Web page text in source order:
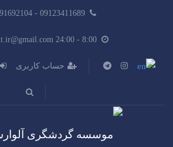
09123411689 - 02191692104
8:00 - alvaresgasht.ir@gmail.com 24:00
حساب کاربری